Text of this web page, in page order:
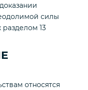
силы
13
относятся